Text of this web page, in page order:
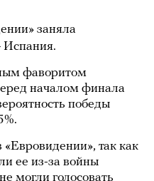
заняла
Испания.
фаворитом
началом финала
победы
«Евровидении», так как
ее из-за войны
могли голосовать